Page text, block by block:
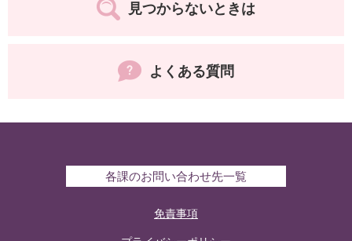
見つからないときは
よくある質問
各課のお問い合わせ先一覧
免責事項